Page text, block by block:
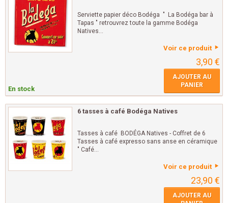
Serviette papier déco Bodéga " La Bodéga bar à
Tapas " retrouvrez toute la gamme Bodéga
Natives...
Voir ce produit
3,90 €
En stock
AJOUTER AU
PANIER
6 tasses à café Bodéga Natives
Tasses à café BODÉGA Natives - Coffret de 6
Tasses à café expresso sans anse en céramique
" Café...
Voir ce produit
23,90 €
AJOUTER AU